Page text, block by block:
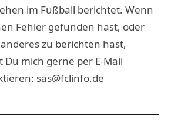
im Fußball berichtet. Wenn
Fehler gefunden hast, oder
zu berichten hast,
Du mich gerne per E-Mail
sas@fclinfo.de